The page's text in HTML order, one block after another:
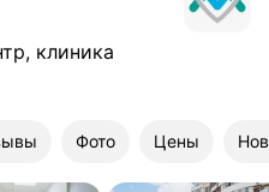
клиника
Фото Цены